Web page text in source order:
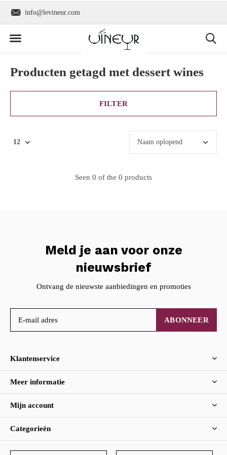
info@levineur.com
Producten getagd met dessert wines
FILTER
Seen 0 of the 0 products
Meld je aan voor onze
nieuwsbrief
Ontvang de nieuwste aanbiedingen en promoties
ABONNEER
Klantenservice
Meer informatie
Mijn account
Categorieën